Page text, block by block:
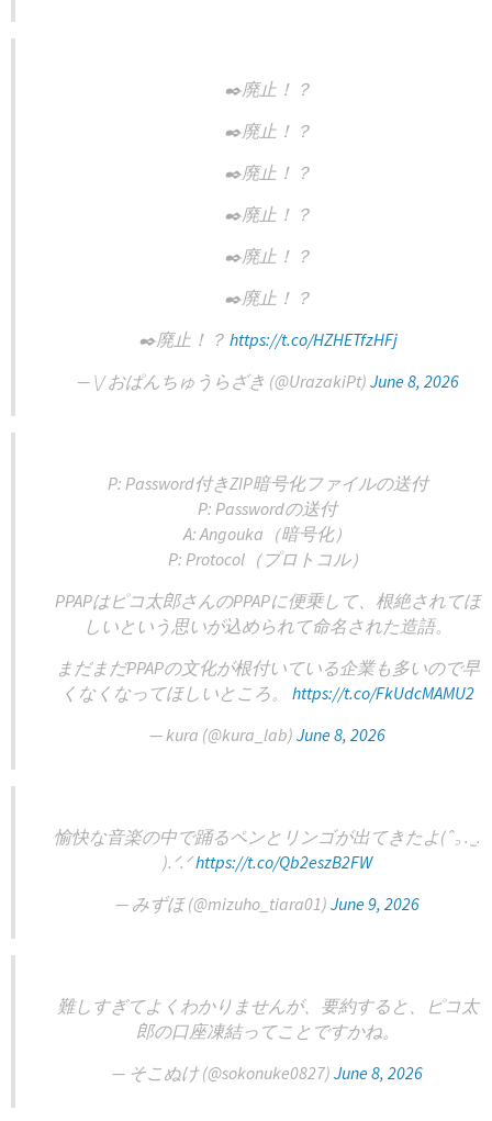
✒️廃止！？
✒️廃止！？
✒️廃止！？
✒️廃止！？
✒️廃止！？
✒️廃止！？
✒️廃止！？ https://t.co/HZHETfzHFj
— \/ おぱんちゅうらざき (@UrazakiPt) June 8, 2026
P: Password付きZIP暗号化ファイルの送付
P: Passwordの送付
A: Angouka（暗号化）
P: Protocol（プロトコル）
PPAPはピコ太郎さんのPPAPに便乗して、根絶されてほ
しいという思いが込められて命名された造語。
まだまだPPAPの文化が根付いている企業も多いので早
くなくなってほしいところ。 https://t.co/FkUdcMAMU2
— kura (@kura_lab) June 8, 2026
愉快な音楽の中で踊るペンとリンゴが出てきたよ(ˆ꜆ . ̫ .
).ᐟ.ᐟhttps://t.co/Qb2eszB2FW
— みずほ (@mizuho_tiara01) June 9, 2026
難しすぎてよくわかりませんが、要約すると、ピコ太
郎の口座凍結ってことですかね。
— そこぬけ (@sokonuke0827) June 8, 2026